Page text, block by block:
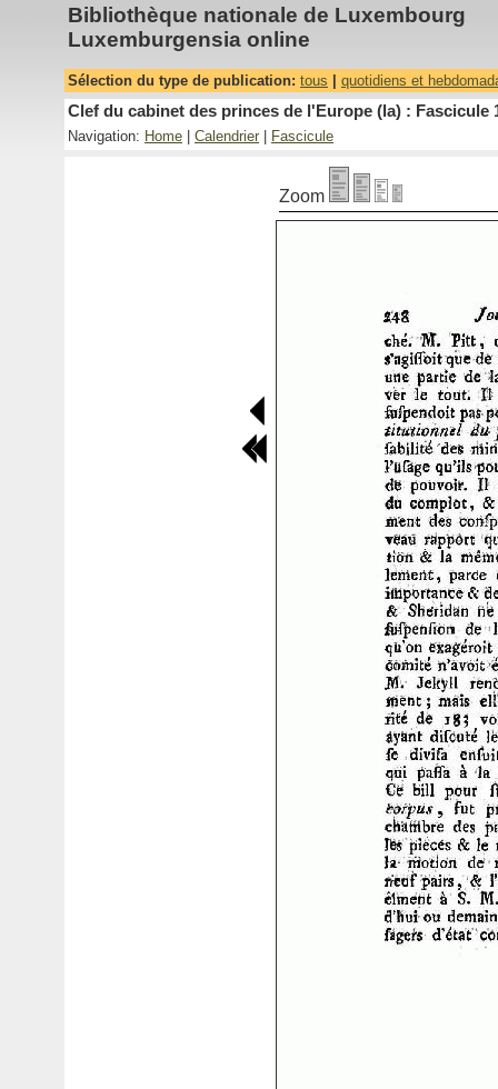
Bibliothèque nationale de Luxembourg
Luxemburgensia online
Sélection du type de publication: tous quotidiens et
Clef du cabinet des princes de l'Europe (la) : Fascicule
Navigation: Home Calendrier Fascicule
Zoom